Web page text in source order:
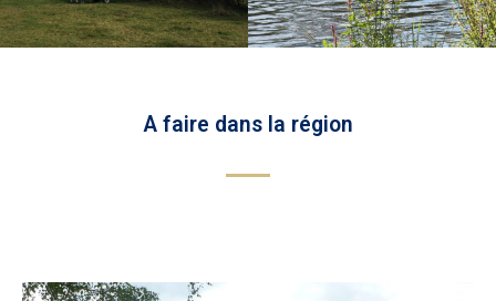
A faire dans la région